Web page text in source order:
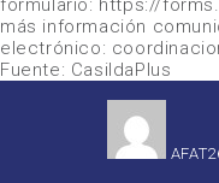
formulario: https://
más información
electrónico:
Fuente: CasildaPlus
AFAT